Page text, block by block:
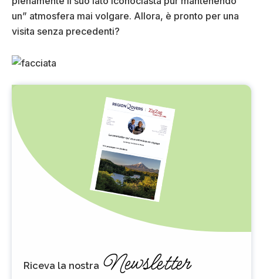
un” atmosfera mai volgare. Allora, è pronto per una
visita senza precedenti?
Riceva la nostra Newsletter